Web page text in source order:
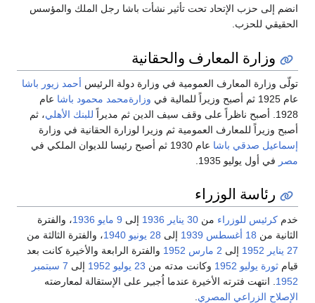
الإتحاد تحت تأثير نشأت باشا رجل الملك والمؤسس
المعارف والحقانية
المعارف العمومية في وزارة دولة الرئيس أحمد زيور باشا
وزارةمحمد محمود باشاعام
للبنك الأهلي، ثم
العمومية ثم وزيرا لوزارة الحقانية في وزارة
باشاعام 1930 ثم أصبح رئيسا للديوان الملكي في
1935.
الوزراء
من30 يناير 1936إلى9 مايو 1936، والفترة
1939إلى28 يونيو 1940 ، والفترة الثالثة من
إلى2 مارس 1952 والفترة الرابعة والأخيرة كانت بعد
وكانت مدته من23 يوليو 1952 إلى7 سبتمبر
فترته الأخيرة عندما اُجبـِر على الإستقالة لمعارضته
المصري